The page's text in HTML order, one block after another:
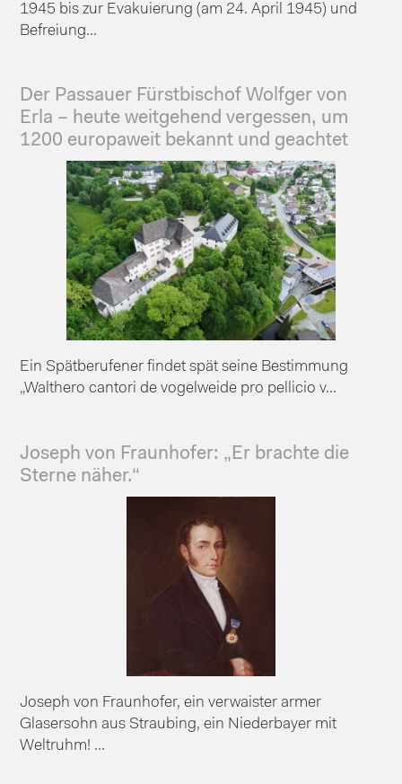
1945 bis zur Evakuierung (am 24. April 1945) und
Befreiung...
Der Passauer Fürstbischof Wolfger von
Erla – heute weitgehend vergessen, um
1200 europaweit bekannt und geachtet
Ein Spätberufener findet spät seine Bestimmung
„Walthero cantori de vogelweide pro pellicio v...
Joseph von Fraunhofer: „Er brachte die
Sterne näher.“
Joseph von Fraunhofer, ein verwaister armer
Glasersohn aus Straubing, ein Niederbayer mit
Weltruhm! ...